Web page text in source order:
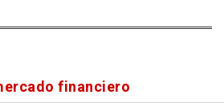
financiero